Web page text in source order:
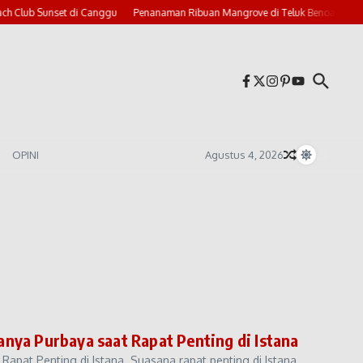
Club Sunset di Canggu Penanaman Ribuan Mangrove di Teluk Benoa
OPINI Agustus 4, 2026
Purbaya saat Rapat Penting di Istana
Penting di Istana. Suasana rapat penting di Istana